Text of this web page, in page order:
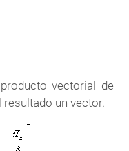
vectorial de
un vector.